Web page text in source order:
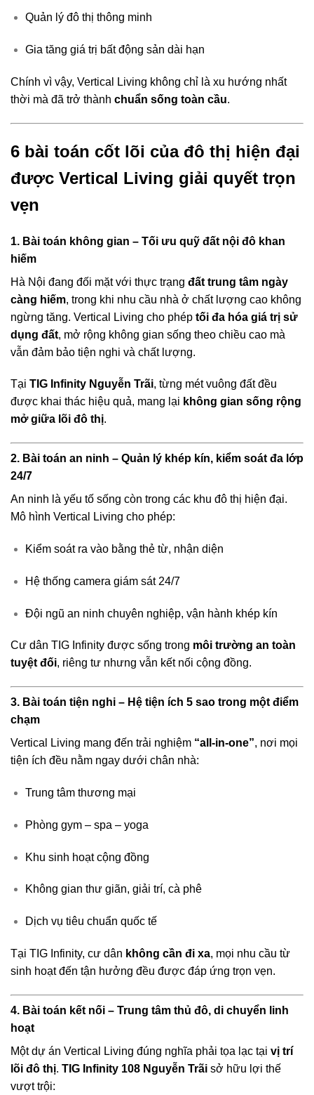
Quản lý đô thị thông minh
Gia tăng giá trị bất động sản dài hạn
Chính vì vậy, Vertical Living không chỉ là xu hướng nhất
thời mà đã trở thành chuẩn sống toàn cầu.
6 bài toán cốt lõi của đô thị hiện đại
được Vertical Living giải quyết trọn
vẹn
1. Bài toán không gian – Tối ưu quỹ đất nội đô khan
hiếm
Hà Nội đang đối mặt với thực trạng đất trung tâm ngày
càng hiếm, trong khi nhu cầu nhà ở chất lượng cao không
ngừng tăng. Vertical Living cho phép tối đa hóa giá trị sử
dụng đất, mở rộng không gian sống theo chiều cao mà
vẫn đảm bảo tiện nghi và chất lượng.
Tại TIG Infinity Nguyễn Trãi, từng mét vuông đất đều
được khai thác hiệu quả, mang lại không gian sống rộng
mở giữa lõi đô thị.
2. Bài toán an ninh – Quản lý khép kín, kiểm soát đa lớp
24/7
An ninh là yếu tố sống còn trong các khu đô thị hiện đại.
Mô hình Vertical Living cho phép:
Kiểm soát ra vào bằng thẻ từ, nhận diện
Hệ thống camera giám sát 24/7
Đội ngũ an ninh chuyên nghiệp, vận hành khép kín
Cư dân TIG Infinity được sống trong môi trường an toàn
tuyệt đối, riêng tư nhưng vẫn kết nối cộng đồng.
3. Bài toán tiện nghi – Hệ tiện ích 5 sao trong một điểm
chạm
Vertical Living mang đến trải nghiệm “all-in-one”, nơi mọi
tiện ích đều nằm ngay dưới chân nhà:
Trung tâm thương mại
Phòng gym – spa – yoga
Khu sinh hoạt cộng đồng
Không gian thư giãn, giải trí, cà phê
Dịch vụ tiêu chuẩn quốc tế
Tại TIG Infinity, cư dân không cần đi xa, mọi nhu cầu từ
sinh hoạt đến tận hưởng đều được đáp ứng trọn vẹn.
4. Bài toán kết nối – Trung tâm thủ đô, di chuyển linh
hoạt
Một dự án Vertical Living đúng nghĩa phải tọa lạc tại vị trí
lõi đô thị. TIG Infinity 108 Nguyễn Trãi sở hữu lợi thế
vượt trội: